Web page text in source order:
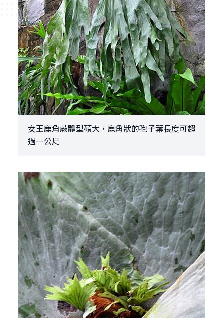
女王鹿角蕨體型碩大，鹿角狀的孢子葉長度可超
過一公尺